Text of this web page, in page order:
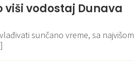
viši vodostaj Dunava
sunčano vreme, sa najvišom